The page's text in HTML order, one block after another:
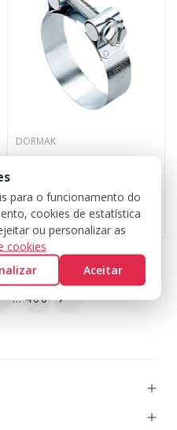


DORMAK
1,64 €
… 406 
para o funcionamento do
cookies de estatística
ou personalizar as
cookies
Aceitar